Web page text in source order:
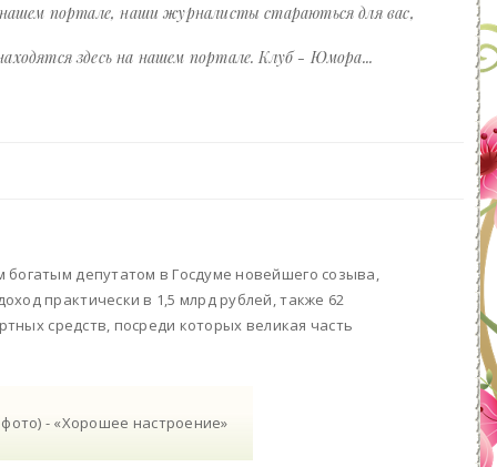
портале, наши журналисты стараються для вас,
здесь на нашем портале. Клуб - Юмора...
депутатом в Госдуме новейшего созыва,
практически в 1,5 млрд рублей, также 62
средств, посреди которых великая часть